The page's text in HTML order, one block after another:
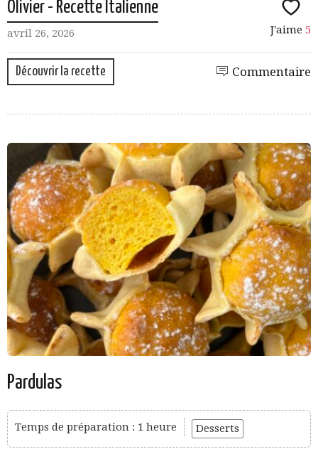
Olivier - Recette Italienne
avril 26, 2026 J'aime 5
Découvrir la recette Commentaire
Pardulas
Temps de préparation : 1 heure Desserts